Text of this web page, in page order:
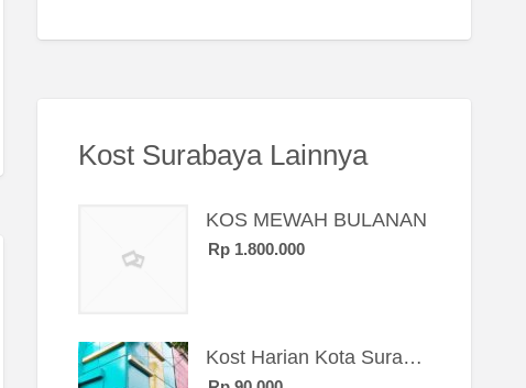
Kost Surabaya Lainnya
KOS MEWAH BULANAN
Rp 1.800.000
Kost Harian Kota Surabaya “Sierra Kost”